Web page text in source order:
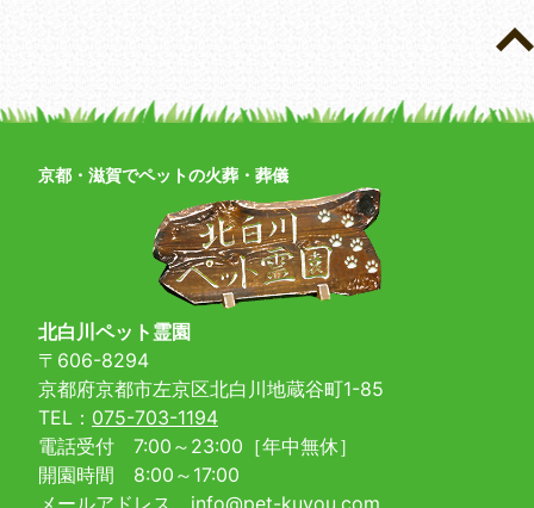
京都・滋賀でペットの火葬・葬儀
北白川ペット霊園
〒606-8294
京都府京都市左京区北白川地蔵谷町1-85
TEL： 075-703-1194
電話受付 7:00～23:00［年中無休］
開園時間 8:00～17:00
メールアドレス info@pet-kuyou.com